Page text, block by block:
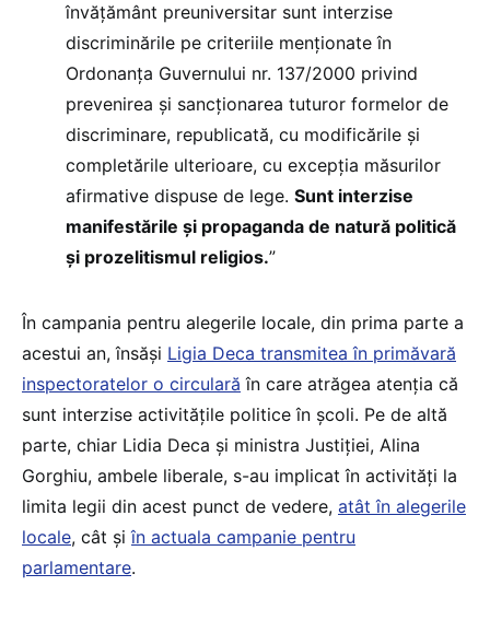
învățământ preuniversitar sunt interzise
discriminările pe criteriile menționate în
Ordonanța Guvernului nr. 137/2000 privind
prevenirea și sancționarea tuturor formelor de
discriminare, republicată, cu modificările și
completările ulterioare, cu excepția măsurilor
afirmative dispuse de lege. Sunt interzise
manifestările și propaganda de natură politică
și prozelitismul religios.”
În campania pentru alegerile locale, din prima parte a
acestui an, însăși Ligia Deca transmitea în primăvară
inspectoratelor o circulară în care atrăgea atenția că
sunt interzise activitățile politice în școli. Pe de altă
parte, chiar Lidia Deca și ministra Justiției, Alina
Gorghiu, ambele liberale, s-au implicat în activități la
limita legii din acest punct de vedere, atât în alegerile
locale, cât șiîn actuala campanie pentru
parlamentare.